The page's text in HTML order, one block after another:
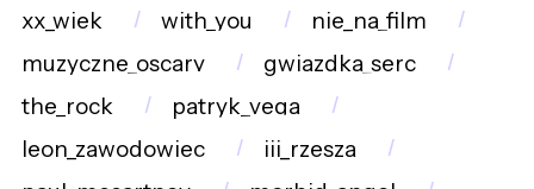
xx_wiek
with_you
nie_na_film
muzyczne_oscary
gwiazdka_serc
the_rock
patryk_vega
leon_zawodowiec
iii_rzesza